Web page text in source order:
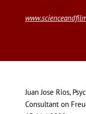
Juan Jose Rios,
Consultant on